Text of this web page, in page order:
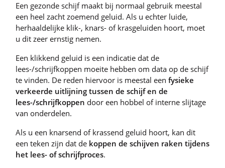
Een gezonde schijf maakt bij normaal gebruik meestal
een heel zacht zoemend geluid. Als u echter luide,
herhaaldelijke klik-, knars- of krasgeluiden hoort, moet
u dit zeer ernstig nemen.
Een klikkend geluid is een indicatie dat de
lees-/schrijfkoppen moeite hebben om data op de schijf
te vinden. De reden hiervoor is meestal een fysieke
verkeerde uitlijning tussen de schijf en de
lees-/schrijfkoppen door een hobbel of interne slijtage
van onderdelen.
Als u een knarsend of krassend geluid hoort, kan dit
een teken zijn dat de koppen de schijven raken tijdens
het lees- of schrijfproces.